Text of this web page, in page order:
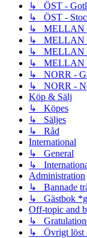
↳ ÖST -
↳ ÖST -
↳ MELLAN -
↳ MELLAN
↳ MELLAN -
↳ MELLAN -
↳ NORR -
↳ NORR -
Köp & Sälj
↳ Köpes
↳ Säljes
↳ Råd
International
↳ General
↳
Administration
↳ Bannade
↳ Gästbok
Off-topic and
↳
↳ Övrigt löst